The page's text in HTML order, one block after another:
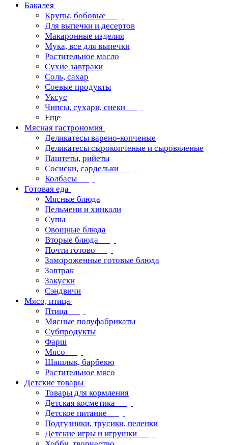
Бакалея
Крупы, бобовые
Для выпечки и десертов
Макаронные изделия
Мука, все для выпечки
Растительное масло
Сухие завтраки
Соль, сахар
Соевые продукты
Уксус
Чипсы, сухари, снеки
Еще
Мясная гастрономия
Деликатесы варено-копченые
Деликатесы сырокопченые и сыровяленые
Паштеты, рийеты
Сосиски, сардельки
Колбасы
Готовая еда
Мясные блюда
Пельмени и хинкали
Супы
Овощные блюда
Вторые блюда
Почти готово
Замороженные готовые блюда
Завтрак
Закуски
Сэндвичи
Мясо, птица
Птица
Мясные полуфабрикаты
Субпродукты
Фарш
Мясо
Шашлык, барбекю
Растительное мясо
Детские товары
Товары для кормления
Детская косметика
Детское питание
Подгузники, трусики, пеленки
Детские игры и игрушки